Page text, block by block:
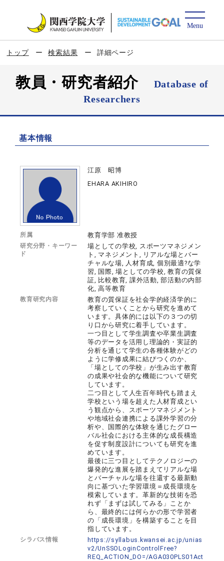
トップ 検索結果 詳細ページ
教員・研究者紹介
Database of
Researchers
基本情報
江原 昭博
EHARA AKIHIRO
所属 教育学部 准教授
研究分野・キーワー
ド
場としての学校, スポーツマネジメン
ト, マネジメント, リアルな場とバー
チャルな場, 人材育成, 個別最適?な学
習, 国際, 場としての学校, 教育の質保
証, 比較教育, 課外活動, 部活動の内部
化, 高等教育
教育研究内容
教育の質保証を社会学的経済学的に
考察していくことから研究を進めて
います。具体的には以下の３つの切
り口から研究に着手しています。
一つ目として学生調査や卒業生調査
等のデータを活用し理論的・実証的
分析を通じて学生の各種体験がどの
ように学修成果に結びつくのか、
「場としての学校」が生み出す教育
の成果や社会的な機能について研究
しています。
二つ目として人生百年時代も踏まえ
学校という場を超えた人材育成とい
う観点から、スポーツマネジメント
や地域社会連携による課外学習の分
析や、国際的な体験を通じたグロー
バル社会における主体的な成長構造
を促す制度設計についても研究を進
めています。
最後に三つ目としてテクノロジーの
爆発的な進展を踏まえてリアルな場
とバーチャルな場を往還する最新動
向に基づいた学習環境＝成長環境を
模索しています。革新的な技術を恐
れず「まずは試してみる」ことか
ら、最終的には何らかの形で学習者
の「成長環境」を構築することを目
指しています。
シラバス情報
https://syllabus.kwansei.ac.jp/unias
v2/UnSSOLoginControlFree?
REQ_ACTION_DO=/AGA030PLS01Act